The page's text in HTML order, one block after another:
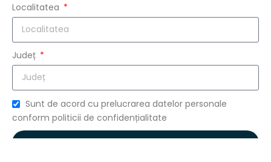
Localitatea
Județ
Sunt de acord cu prelucrarea datelor personale
conform politicii de confidențialitate